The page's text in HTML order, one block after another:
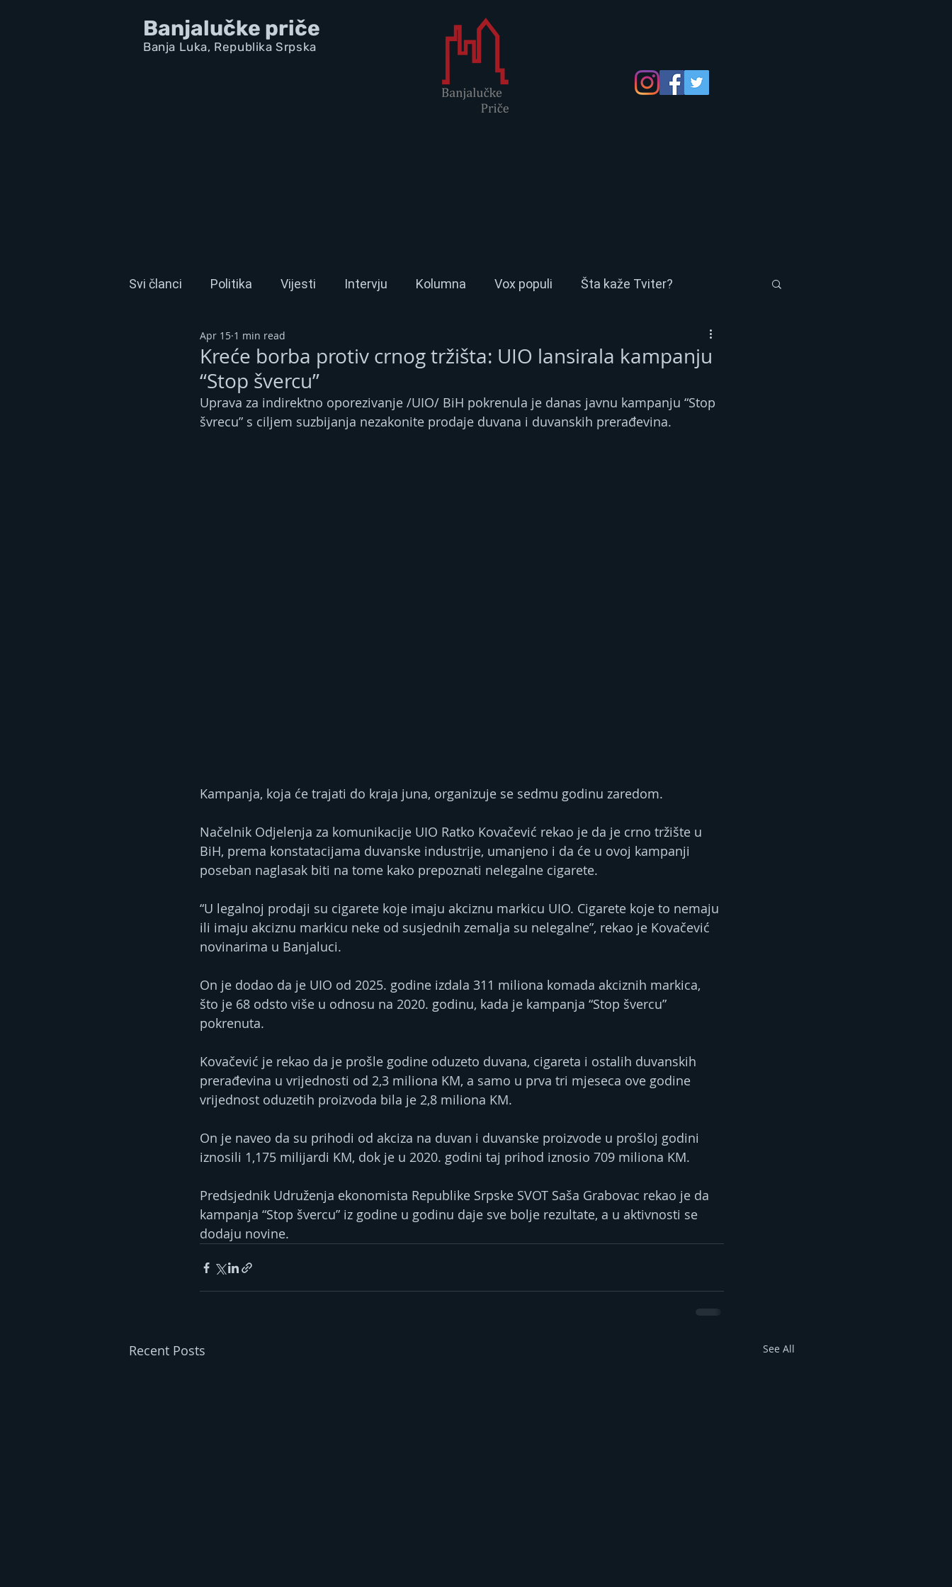
Banjalučke priče
Banja Luka, Republika Srpska
Svi članci Politika Vijesti Intervju Kolumna Vox populi Šta kaže Tviter?
Kreće borba protiv crnog tržišta: UIO lansirala kampanju
“Stop švercu”
Apr 15 1 min read
Uprava za indirektno oporezivanje /UIO/ BiH pokrenula je danas javnu kampanju “Stop
švrecu” s ciljem suzbijanja nezakonite prodaje duvana i duvanskih prerađevina.
Kampanja, koja će trajati do kraja juna, organizuje se sedmu godinu zaredom.
Načelnik Odjelenja za komunikacije UIO Ratko Kovačević rekao je da je crno tržište u
BiH, prema konstatacijama duvanske industrije, umanjeno i da će u ovoj kampanji
poseban naglasak biti na tome kako prepoznati nelegalne cigarete.
“U legalnoj prodaji su cigarete koje imaju akciznu markicu UIO. Cigarete koje to nemaju
ili imaju akciznu markicu neke od susjednih zemalja su nelegalne”, rekao je Kovačević
novinarima u Banjaluci.
On je dodao da je UIO od 2025. godine izdala 311 miliona komada akciznih markica,
što je 68 odsto više u odnosu na 2020. godinu, kada je kampanja “Stop švercu”
pokrenuta.
Kovačević je rekao da je prošle godine oduzeto duvana, cigareta i ostalih duvanskih
prerađevina u vrijednosti od 2,3 miliona KM, a samo u prva tri mjeseca ove godine
vrijednost oduzetih proizvoda bila je 2,8 miliona KM.
On je naveo da su prihodi od akciza na duvan i duvanske proizvode u prošloj godini
iznosili 1,175 milijardi KM, dok je u 2020. godini taj prihod iznosio 709 miliona KM.
Predsjednik Udruženja ekonomista Republike Srpske SVOT Saša Grabovac rekao je da
kampanja “Stop švercu” iz godine u godinu daje sve bolje rezultate, a u aktivnosti se
dodaju novine.
Recent Posts See All